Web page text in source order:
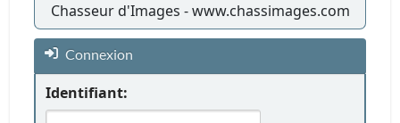
Chasseur d'Images - www.chassimages.com
Connexion
Identifiant: